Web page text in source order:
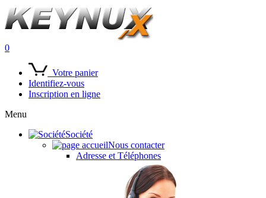
0
Votre panier
Identifiez-vous
Inscription en ligne
Menu
Société
Nous contacter
Adresse et Téléphones